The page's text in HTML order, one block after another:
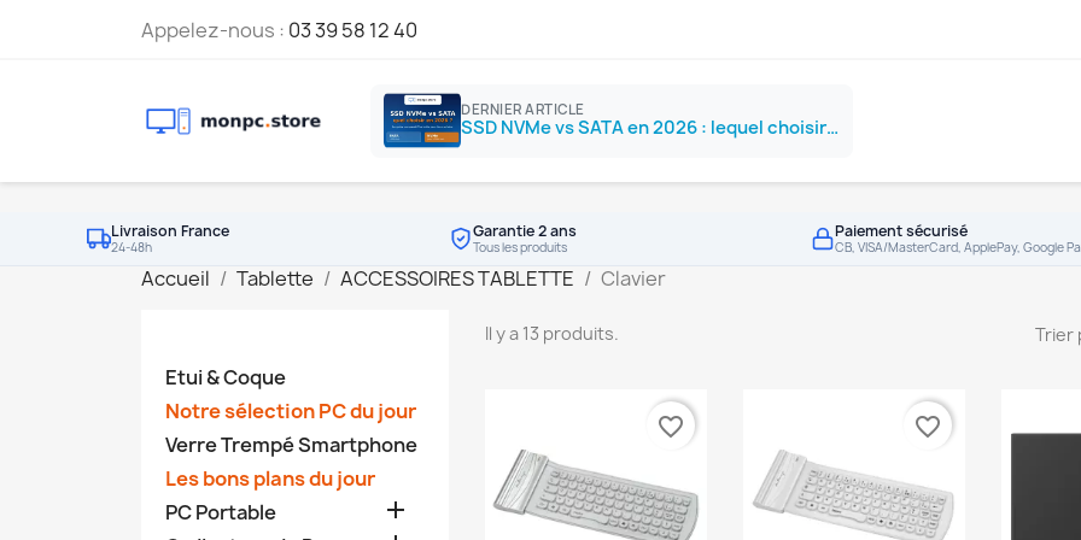
Appelez-nous : 03 39 58 12 40
DERNIER ARTICLE
SSD NVMe vs SATA en 2026 : lequel choisir ?
Livraison France
24-48h
Garantie 2 ans
Tous les produits
Paiement sécurisé
CB, VISA/MasterCard, ApplePay, Google
Accueil Tablette ACCESSOIRES TABLETTE Clavier
Etui & Coque
Notre sélection PC du jour
Verre Trempé Smartphone
Les bons plans du jour
PC Portable

Il y a 13 produits. Trier
favorite_border favorite_border